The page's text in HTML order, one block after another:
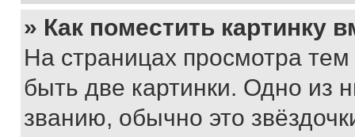
» Как поместить картинку
На страницах просмотра
быть две картинки. Одно из
званию, обычно это